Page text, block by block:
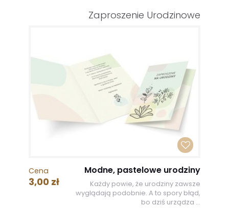
Zaproszenie Urodzinowe
Cena
3,00 zł
Modne, pastelowe urodziny
Każdy powie, że urodziny zawsze
wyglądają podobnie. A to spory błąd,
bo dziś urządza ...